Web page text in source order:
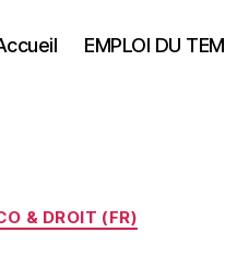
EMPLOI DU
& DROIT (FR)